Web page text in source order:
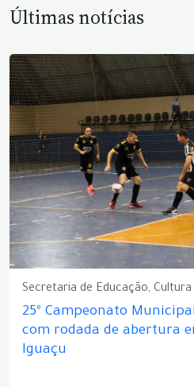
Últimas notícias
Secretaria de Educação,
25º Campeonato
com rodada de abertura
Iguaçu